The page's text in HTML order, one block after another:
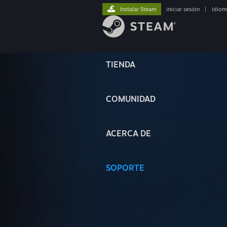
TIENDA
COMUNIDAD
ACERCA DE
SOPORTE
Instalar Steam iniciar sesión